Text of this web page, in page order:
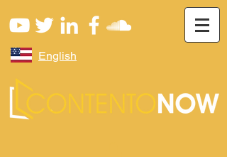
English